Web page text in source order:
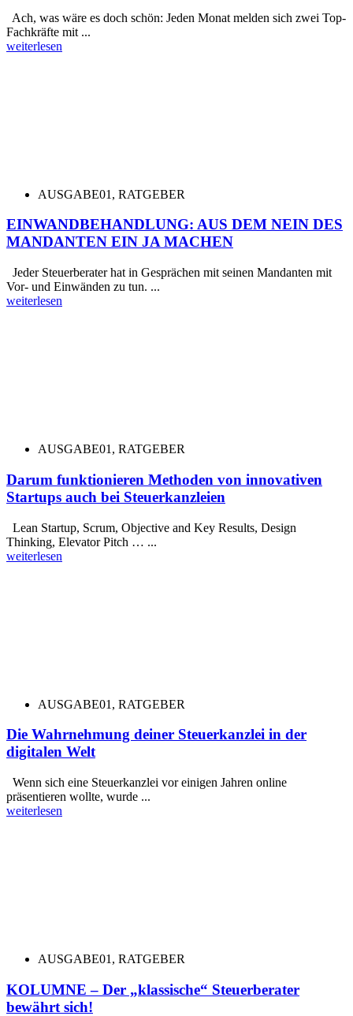
Ach, was wäre es doch schön: Jeden Monat melden sich zwei Top-
Fachkräfte mit ...
weiterlesen
AUSGABE01 , RATGEBER
EINWANDBEHANDLUNG: AUS DEM NEIN DES
MANDANTEN EIN JA MACHEN
Jeder Steuerberater hat in Gesprächen mit seinen Mandanten mit
Vor- und Einwänden zu tun. ...
weiterlesen
AUSGABE01 , RATGEBER
Darum funktionieren Methoden von innovativen
Startups auch bei Steuerkanzleien
Lean Startup, Scrum, Objective and Key Results, Design
Thinking, Elevator Pitch … ...
weiterlesen
AUSGABE01 , RATGEBER
Die Wahrnehmung deiner Steuerkanzlei in der
digitalen Welt
Wenn sich eine Steuerkanzlei vor einigen Jahren online
präsentieren wollte, wurde ...
weiterlesen
AUSGABE01 , RATGEBER
KOLUMNE – Der „klassische“ Steuerberater
bewährt sich!